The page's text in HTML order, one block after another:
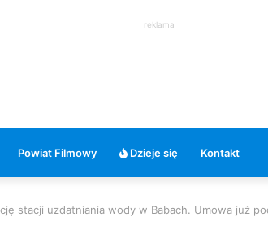
reklama
Powiat Filmowy Dzieje się Kontakt
stacji uzdatniania wody w Babach. Umowa już